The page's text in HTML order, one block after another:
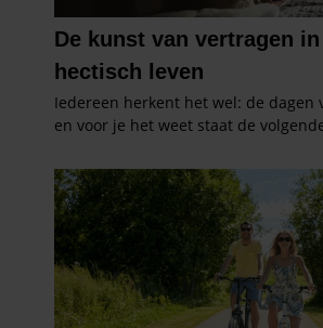
verzameld op basis van uw gebruik
gaat akkoord met onze cookies als u
gebruiken.